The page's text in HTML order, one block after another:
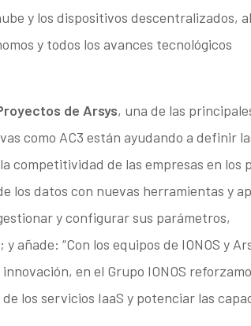
y los dispositivos descentralizados,
y todos los avances tecnológicos
de Arsys, una de las
como AC3 están ayudando a definir
de las empresas en los
los datos con nuevas herramientas y
y configurar sus parámetros,
añade: “Con los equipos de IONOS y
en el Grupo IONOS
los servicios IaaS y potenciar las